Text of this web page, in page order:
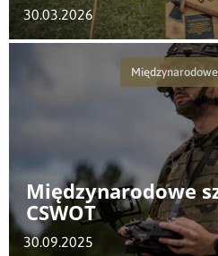
30.03.2026
Międzynarodowe
CSWOT
30.09.2025